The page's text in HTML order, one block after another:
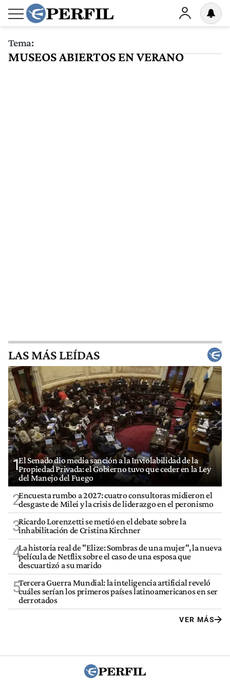
Tema:
MUSEOS ABIERTOS EN VERANO
LAS MÁS LEÍDAS
1El Senado dio media sanción a la Inviolabilidad de la
Propiedad Privada: el Gobierno tuvo que ceder en la Ley
del Manejo del Fuego
2Encuesta rumbo a 2027: cuatro consultoras midieron el
desgaste de Milei y la crisis de liderazgo en el peronismo
3Ricardo Lorenzetti se metió en el debate sobre la
inhabilitación de Cristina Kirchner
4La historia real de "Elize: Sombras de una mujer", la nueva
película de Netflix sobre el caso de una esposa que
descuartizó a su marido
5Tercera Guerra Mundial: la inteligencia artificial reveló
cuáles serían los primeros países latinoamericanos en ser
derrotados
VER MÁS